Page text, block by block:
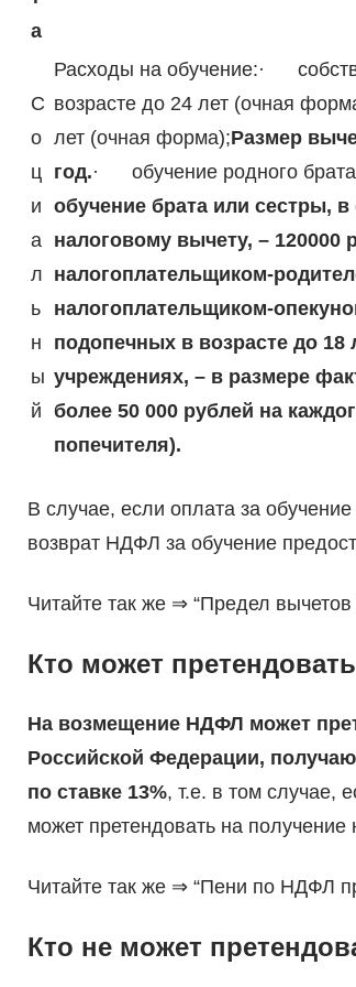
а
С
о
ц
и
а
л
ь
н
ы
й
Расходы на обучение:·
возрасте до 24 лет (очная
лет (очная форма);Размер
год.· обучение родного
обучение брата или сестры,
налоговому вычету, – 120000
налогоплательщиком-
налогоплательщиком-
подопечных в возрасте до
учреждениях, – в размере
более 50 000 рублей на
попечителя).
В случае, если оплата за
возврат НДФЛ за обучение
Читайте так же ⇒ “Предел
Кто может
На возмещение НДФЛ может
Российской Федерации,
по ставке 13%, т.е. в том случае,
может претендовать на получение
Читайте так же ⇒ “Пени по НДФЛ
Кто не может